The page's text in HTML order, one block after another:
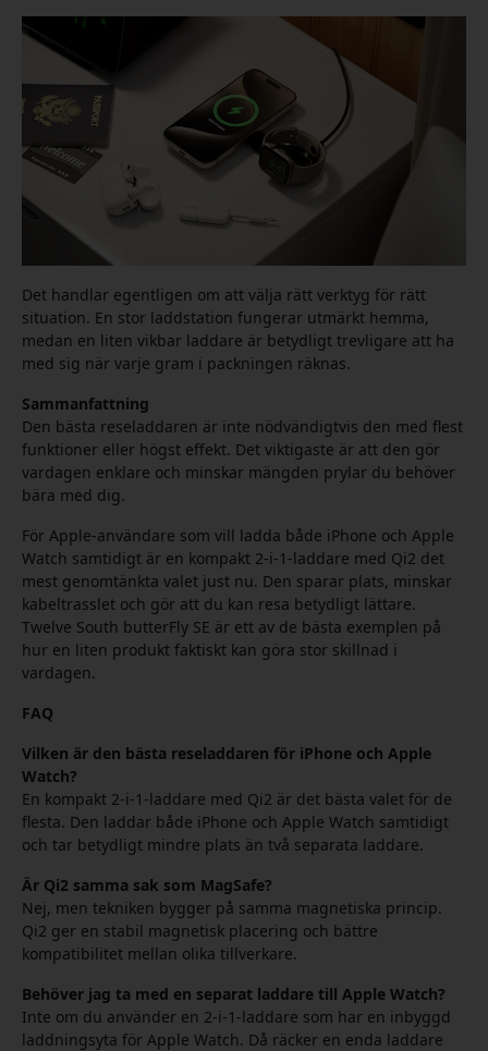
Det handlar egentligen om att välja rätt verktyg för rätt
situation. En stor laddstation fungerar utmärkt hemma,
medan en liten vikbar laddare är betydligt trevligare att ha
med sig när varje gram i packningen räknas.
Sammanfattning
Den bästa reseladdaren är inte nödvändigtvis den med flest
funktioner eller högst effekt. Det viktigaste är att den gör
vardagen enklare och minskar mängden prylar du behöver
bära med dig.
För Apple-användare som vill ladda både iPhone och Apple
Watch samtidigt är en kompakt 2-i-1-laddare med Qi2 det
mest genomtänkta valet just nu. Den sparar plats, minskar
kabeltrasslet och gör att du kan resa betydligt lättare.
Twelve South butterFly SE är ett av de bästa exemplen på
hur en liten produkt faktiskt kan göra stor skillnad i
vardagen.
FAQ
Vilken är den bästa reseladdaren för iPhone och Apple
Watch?
En kompakt 2-i-1-laddare med Qi2 är det bästa valet för de
flesta. Den laddar både iPhone och Apple Watch samtidigt
och tar betydligt mindre plats än två separata laddare.
Är Qi2 samma sak som MagSafe?
Nej, men tekniken bygger på samma magnetiska princip.
Qi2 ger en stabil magnetisk placering och bättre
kompatibilitet mellan olika tillverkare.
Behöver jag ta med en separat laddare till Apple Watch?
Inte om du använder en 2-i-1-laddare som har en inbyggd
laddningsyta för Apple Watch. Då räcker en enda laddare